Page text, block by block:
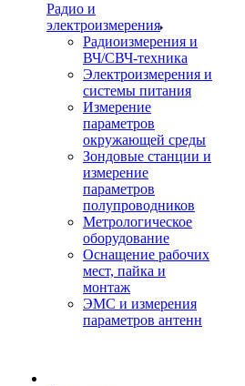
Радио и
электроизмерения
Радиоизмерения и
ВЧ/СВЧ-техника
Электроизмерения и
системы питания
Измерение
параметров
окружающей среды
Зондовые станции и
измерение
параметров
полупроводников
Метрологическое
оборудование
Оснащение рабочих
мест, пайка и
монтаж
ЭМС и измерения
параметров антенн